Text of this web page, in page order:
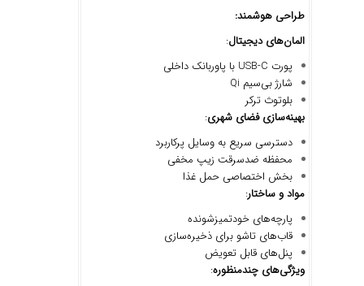
طراحی هوشمند:
المانهای دیجیتال:
پورت USB-C با پاوربانک داخلی
شارژ بی‌سیم Qi
بلوتوث ترکر
بهینهسازی فضای شهری:
دسترسی سریع به وسایل پرکاربرد
محفظه ضدسرقت زیپ مخفی
بخش اختصاصی حمل غذا
مواد و ساختار:
پارچه‌های خودتمیزشونده
قاب‌های تاشو برای ذخیره‌سازی
پنل‌های قابل تعویض
ویژگیهای چندمنظوره: